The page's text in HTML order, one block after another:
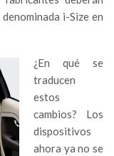
i-Size en
¿En qué se
traducen
estos
cambios? Los
dispositivos
ahora ya no se